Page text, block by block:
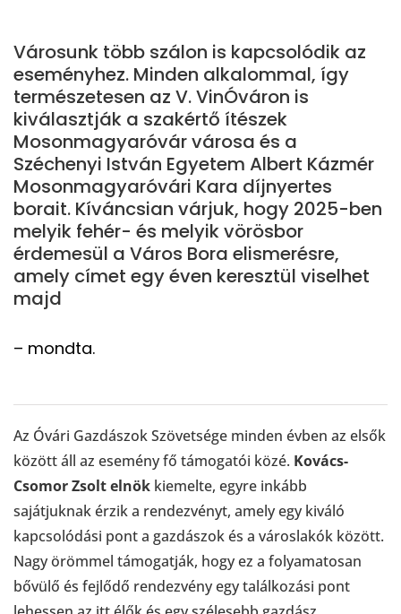
Városunk több szálon is kapcsolódik az
eseményhez. Minden alkalommal, így
természetesen az V. VinÓváron is
kiválasztják a szakértő ítészek
Mosonmagyaróvár városa és a
Széchenyi István Egyetem Albert Kázmér
Mosonmagyaróvári Kara díjnyertes
borait. Kíváncsian várjuk, hogy 2025-ben
melyik fehér- és melyik vörösbor
érdemesül a Város Bora elismerésre,
amely címet egy éven keresztül viselhet
majd
– mondta.
Az Óvári Gazdászok Szövetsége minden évben az elsők
között áll az esemény fő támogatói közé. Kovács-
Csomor Zsolt elnök kiemelte, egyre inkább
sajátjuknak érzik a rendezvényt, amely egy kiváló
kapcsolódási pont a gazdászok és a városlakók között.
Nagy örömmel támogatják, hogy ez a folyamatosan
bővülő és fejlődő rendezvény egy találkozási pont